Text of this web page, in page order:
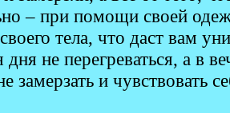
– при помощи своей
тела, что даст вам
не перегреваться, а в
замерзать и чувствовать